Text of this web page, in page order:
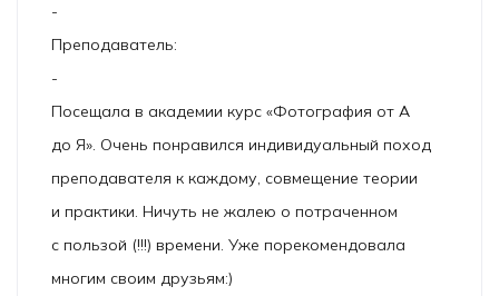
-
Преподаватель:
-
Посещала в академии курс «Фотография от А
до Я». Очень понравился индивидуальный поход
преподавателя к каждому, совмещение теории
и практики. Ничуть не жалею о потраченном
с пользой (!!!) времени. Уже порекомендовала
многим своим друзьям:)